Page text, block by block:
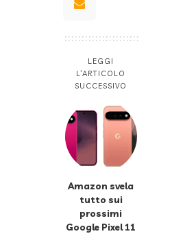
LEGGI
L’ARTICOLO
SUCCESSIVO
Amazon svela
tutto sui
prossimi
Google Pixel 11